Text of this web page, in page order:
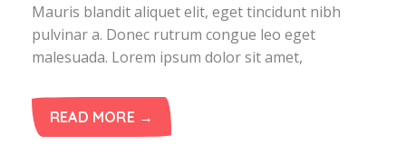
Mauris blandit aliquet elit, eget tincidunt nibh
pulvinar a. Donec rutrum congue leo eget
malesuada. Lorem ipsum dolor sit amet,
READ MORE →